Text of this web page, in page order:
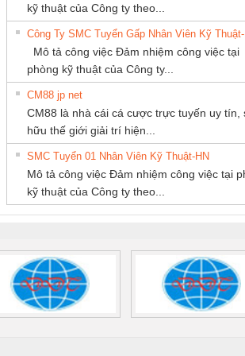
Contact
– PSR-
SCP-
FSP/2X1/1X2
sát chuỗi
tấm pin
16I+
(2502520000)
tấm pin
TRANSCLINIC 16I+
1K5 L (2433950000)
Bộ chỉnh lưu nguồn
điện TRANSCLINIC
BKE 1K5.4
(7791400879)2. Giá
Nẹp
KINH DOANH
DỊCH VỤ XNK
PHƯƠNG NAM
THƯƠNG MẠI
THIÊN ÂN VIỆT
NAM
Tan Dong Cang
company LTD
THƯƠNG MẠI
DỊCH VỤ KỸ
THUẬT ĐIỆN CƠ
GIA HƯNG PHÁT
Ba
kỹ thuật của Công ty theo...
Mô tả công việc Đảm nhiệm công việc tại
phòng kỹ thuật của Công ty...
CM88 jp net
CM88 là nhà cái cá cược trực tuyến uy tín,
hữu thế giới giải trí hiện...
SMC Tuyển 01 Nhân Viên Kỹ Thuật-HN
Mô tả công việc Đảm nhiệm công việc tại
kỹ thuật của Công ty theo...